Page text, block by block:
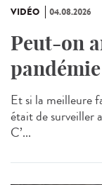
VIDÉO 04.08.2026
Peut-on
Et si la meilleure
était de surveiller
C’...